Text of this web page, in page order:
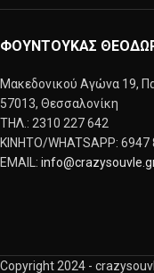
ΦΟΥΝΤΟΥΚΑΣ
Μακεδονικού Αγώνα 19,
57013, Θεσσαλονίκη
ΤΗΛ.: 2310 227 642
KINΗΤΟ/WHATSAPP: 6947
EMAIL:
Copyright 2024 -